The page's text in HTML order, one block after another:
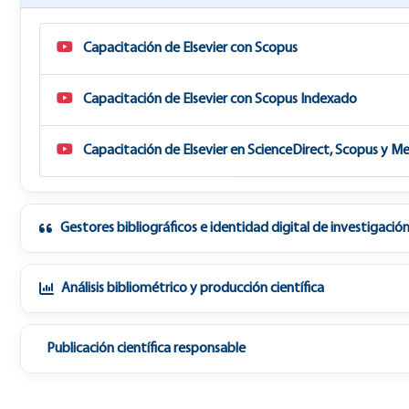
Capacitación de Elsevier con Scopus
Capacitación de Elsevier con Scopus Indexado
Capacitación de Elsevier en ScienceDirect, Scopus y
Gestores bibliográficos e identidad digital de investigación
Análisis bibliométrico y producción científica
Publicación científica responsable